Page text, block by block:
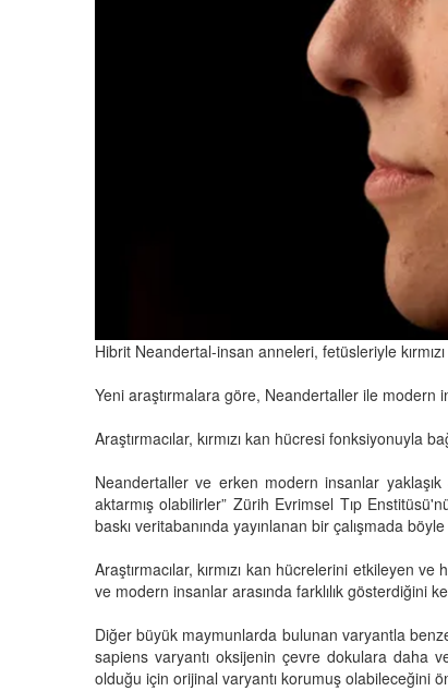
Hibrit Neandertal-insan anneleri, fetüsleriyle
Yeni araştırmalara göre, Neandertaller ile modern
Araştırmacılar, kırmızı kan hücresi fonksiyonuyla
Neandertaller ve erken modern insanlar
aktarmış olabilirler” Zürih Evrimsel Tıp
baskı veritabanında yayınlanan bir çalışmada
Araştırmacılar, kırmızı kan hücrelerini etkileyen
ve modern insanlar arasında farklılık gösterdiğini
Diğer büyük maymunlarda bulunan varyantla
sapiens varyantı oksijenin çevre dokulara daha
olduğu için orijinal varyantı korumuş olabileceğini